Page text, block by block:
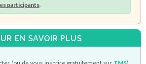
participants
EN SAVOIR PLUS